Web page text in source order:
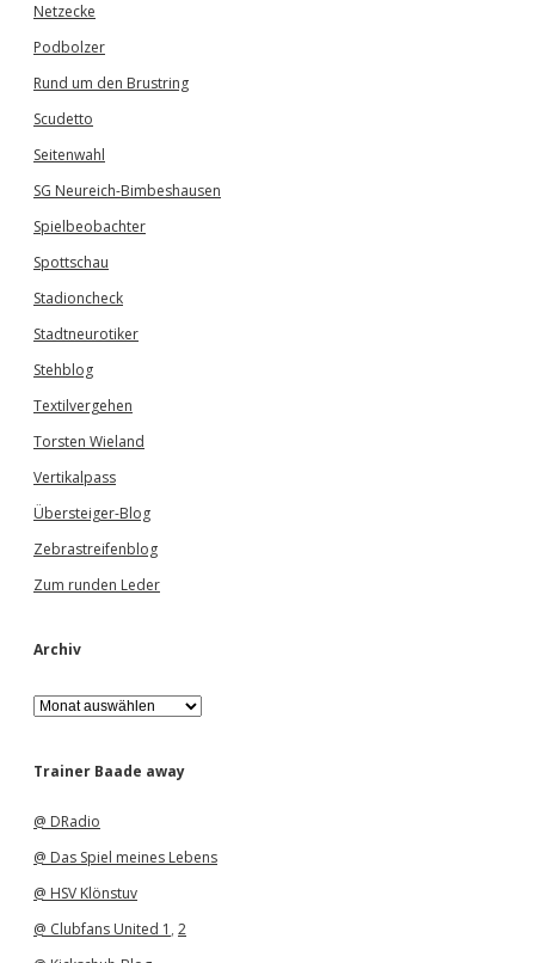
Netzecke
Podbolzer
Rund um den Brustring
Scudetto
Seitenwahl
SG Neureich-Bimbeshausen
Spielbeobachter
Spottschau
Stadioncheck
Stadtneurotiker
Stehblog
Textilvergehen
Torsten Wieland
Vertikalpass
Übersteiger-Blog
Zebrastreifenblog
Zum runden Leder
Archiv
A
r
h
Trainer Baade away
@ DRadio
@ Das Spiel meines Lebens
@ HSV Klönstuv
@ Clubfans United 1 , 2